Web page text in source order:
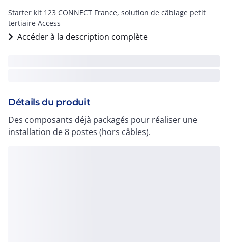
Starter kit 123 CONNECT France, solution de câblage petit
tertiaire Access
Accéder à la description complète
Détails du produit
Des composants déjà packagés pour réaliser une
installation de 8 postes (hors câbles).